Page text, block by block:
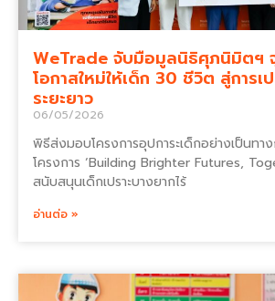
WeTrade จับมือมูลนิธิศุภนิมิตฯ
โอกาสใหม่ให้เด็ก 30 ชีวิต สู่การ
ระยะยาว
06/05/2026
พิธีส่งมอบโครงการอุปการะเด็กอย่างเป็นทา
โครงการ ‘Building Brighter Futures,
สนับสนุนเด็กเปราะบางยากไร้
อ่านต่อ »